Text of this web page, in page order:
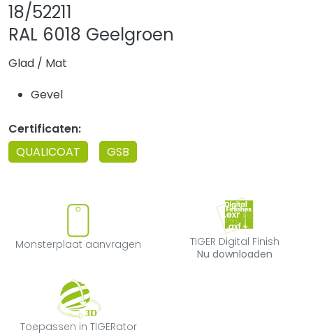
18/52211
RAL 6018 Geelgroen
Glad / Mat
Gevel
Certificaten:
QUALICOAT
GSB
Monsterplaat aanvragen
Monsterplaat aanvragen
TIGER Digital
TIGER Digital Finish
Nu downloaden
Toepassen in TIGERator
Toepassen in TIGERator